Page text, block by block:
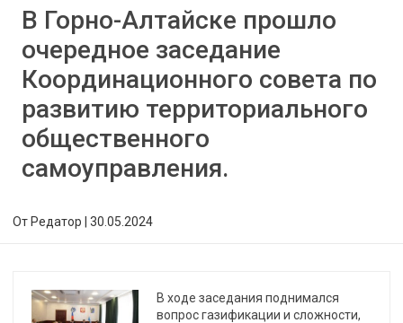
В Горно-Алтайске прошло
очередное заседание
Координационного совета по
развитию территориального
общественного
самоуправления.
От Редатор 30.05.2024
В ходе заседания поднимался
вопрос газификации и сложности,